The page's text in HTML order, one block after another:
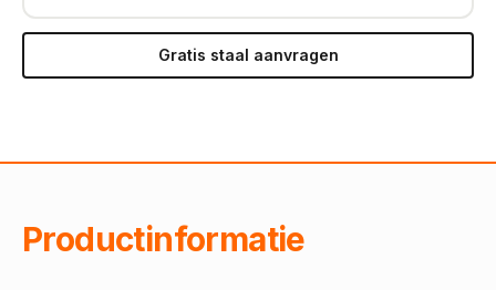
Gratis staal aanvragen
Productinformatie